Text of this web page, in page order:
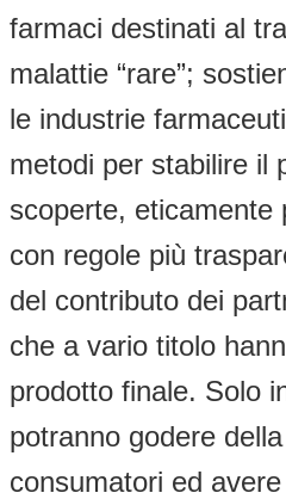
farmaci destinati al
malattie “rare”;
le industrie
metodi per stabilire il
scoperte, eticamente
con regole più
del contributo dei
che a vario titolo
prodotto finale. Solo
potranno godere
consumatori ed